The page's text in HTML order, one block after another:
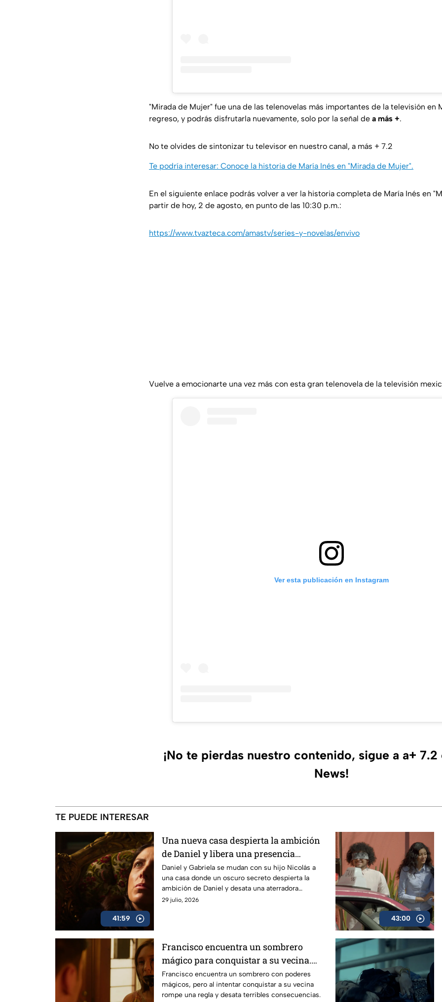
"Mirada de Mujer" fue una de las telenovelas más importantes de la televisión en
regreso, y podrás disfrutarla nuevamente, solo por la señal de a más +.
No te olvides de sintonizar tu televisor en nuestro canal, a más + 7.2
Te podría interesar: Conoce la historia de María Inés en "Mirada de Mujer".
En el siguiente enlace podrás volver a ver la historia completa de María Inés en
partir de hoy, 2 de agosto, en punto de las 10:30 p.m.:
https://www.tvazteca.com/amastv/series-y-novelas/envivo
Vuelve a emocionarte una vez más con esta gran telenovela de la televisión
Ver esta publicación en Instagram
¡No te pierdas nuestro contenido, sigue a a+ 7.2
News!
TE PUEDE INTERESAR
41:59
Una nueva casa despierta la ambición
de Daniel y libera una presencia
aterradora. "Oro" capítulo completo de
Lo Que La Gente Cuenta
Daniel y Gabriela se mudan con su hijo Nicolás a
una casa donde un oscuro secreto despierta la
ambición de Daniel y desata una aterradora
presencia.
29 julio, 2026
43:00
Francisco encuentra un sombrero
mágico para conquistar a su vecina.
"Magia" capítulo completo de Lo Que La
Gente Cuenta
Francisco encuentra un sombrero con poderes
mágicos, pero al intentar conquistar a su vecina
rompe una regla y desata terribles consecuencias.